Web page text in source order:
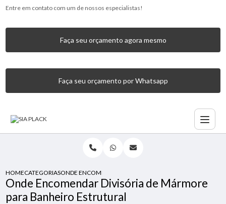
Entre em contato com um de nossos especialistas!
Faça seu orçamento agora mesmo
Faça seu orçamento por Whatsapp
HOMECATEGORIASONDE ENCOMENDAR DIVISÓRIA DE MÁRMORE PARA
Onde Encomendar Divisória de Mármore
para Banheiro Estrutural